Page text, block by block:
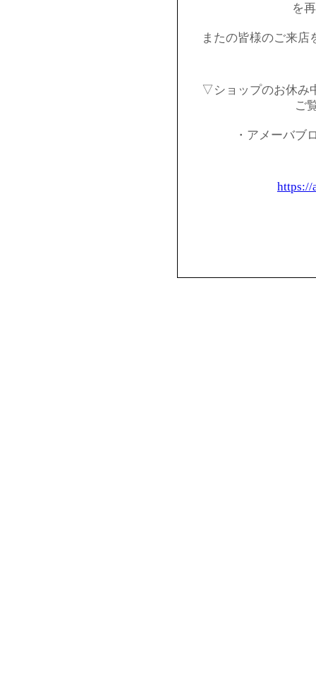
を
またの皆様のご来店
▽ショップのお休み
ご
・アメーバブ
https://